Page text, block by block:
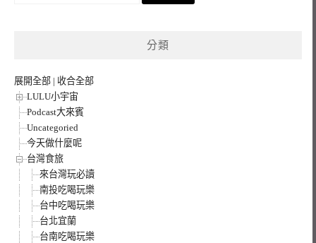
分類
展開全部 | 收合全部
LULU小宇宙
Podcast大來賓
Uncategoried
今天做什麼呢
台灣食旅
來台灣玩必讀
南投吃喝玩樂
台中吃喝玩樂
台北宜蘭
台南吃喝玩樂